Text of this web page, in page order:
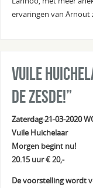
ervaringen van Arnout
Vuile
de zesde!”
Zaterdag 21-03-2020
Vuile Huichelaar
Morgen begint nu!
20.15 uur € 20,-
De voorstelling wordt